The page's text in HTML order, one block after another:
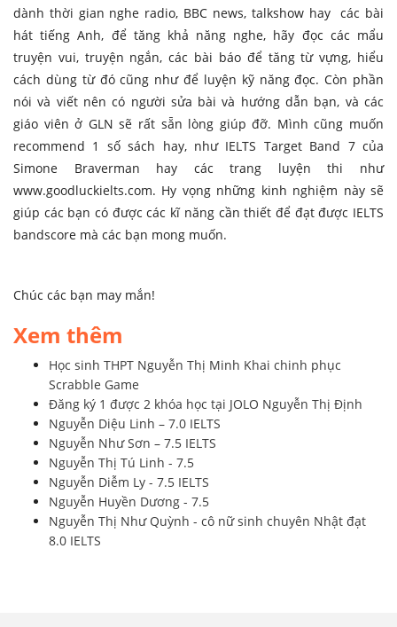
dành thời gian nghe radio, BBC news, talkshow hay các bài
hát tiếng Anh, để tăng khả năng nghe, hãy đọc các mẩu
truyện vui, truyện ngắn, các bài báo để tăng từ vựng, hiểu
cách dùng từ đó cũng như để luyện kỹ năng đọc. Còn phần
nói và viết nên có người sửa bài và hướng dẫn bạn, và các
giáo viên ở GLN sẽ rất sẵn lòng giúp đỡ. Mình cũng muốn
recommend 1 số sách hay, như IELTS Target Band 7 của
Simone Braverman hay các trang luyện thi như
www.goodluckielts.com. Hy vọng những kinh nghiệm này sẽ
giúp các bạn có được các kĩ năng cần thiết để đạt được IELTS
bandscore mà các bạn mong muốn.
Chúc các bạn may mắn!
Xem thêm
Học sinh THPT Nguyễn Thị Minh Khai chinh phục
Scrabble Game
Đăng ký 1 được 2 khóa học tại JOLO Nguyễn Thị Định
Nguyễn Diệu Linh – 7.0 IELTS
Nguyễn Như Sơn – 7.5 IELTS
Nguyễn Thị Tú Linh - 7.5
Nguyễn Diễm Ly - 7.5 IELTS
Nguyễn Huyền Dương - 7.5
Nguyễn Thị Như Quỳnh - cô nữ sinh chuyên Nhật đạt
8.0 IELTS